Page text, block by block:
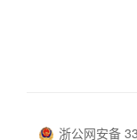
浙公网安备